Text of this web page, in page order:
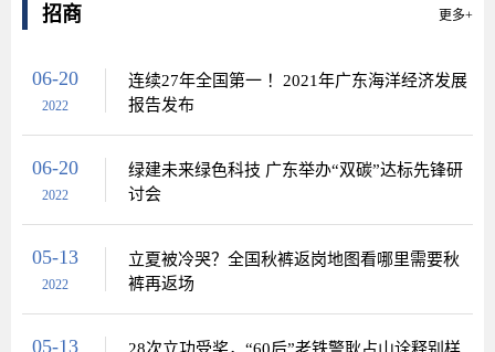
招商 更多+
06-20
2022
连续27年全国第一 ！2021年广东海洋经济发展
报告发布
06-20
2022
绿建未来绿色科技 广东举办“双碳”达标先锋研
讨会
05-13
2022
立夏被冷哭？全国秋裤返岗地图看哪里需要秋
裤再返场
05-13 28次立功受奖，“60后”老铁警耿占山诠释别样